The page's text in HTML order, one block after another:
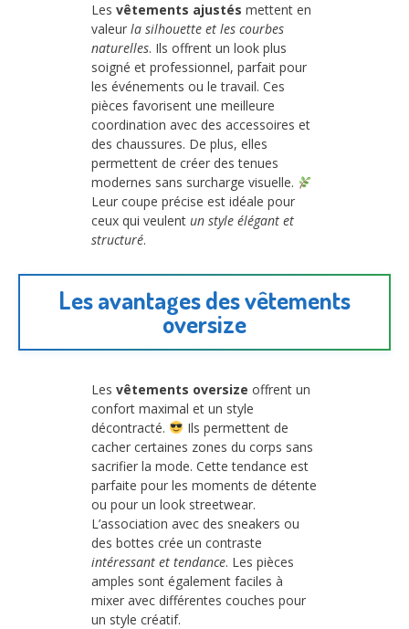
Les vêtements ajustés mettent en
valeur la silhouette et les courbes
naturelles. Ils offrent un look plus
soigné et professionnel, parfait pour
les événements ou le travail. Ces
pièces favorisent une meilleure
coordination avec des accessoires et
des chaussures. De plus, elles
permettent de créer des tenues
modernes sans surcharge visuelle.
Leur coupe précise est idéale pour
ceux qui veulent un style élégant et
structuré.
Les avantages des vêtements
oversize
Les vêtements oversize offrent un
confort maximal et un style
décontracté.
Ils permettent de
cacher certaines zones du corps sans
sacrifier la mode. Cette tendance est
parfaite pour les moments de détente
ou pour un look streetwear.
L’association avec des sneakers ou
des bottes crée un contraste
intéressant et tendance. Les pièces
amples sont également faciles à
mixer avec différentes couches pour
un style créatif.